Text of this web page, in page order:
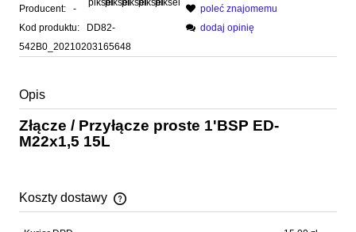
Producent:
-
Kod produktu:
DD82-
542B0_20210203165648
poleć znajomemu
dodaj opinię
Opis
Złącze / Przyłącze proste 1'BSP ED-
M22x1,5 15L
Koszty dostawy
Cena nie zawiera ewentualnych kosztów płatności